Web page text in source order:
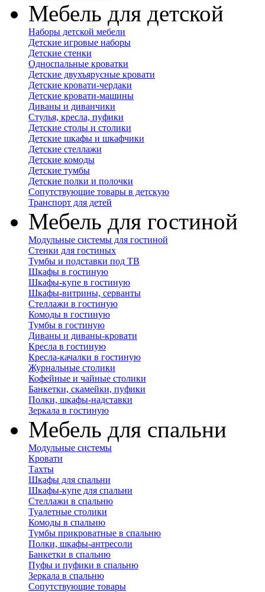
Мебель для детской
Наборы детской мебели
Детские игровые наборы
Детские стенки
Односпальные кроватки
Детские двухъярусные кровати
Детские кровати-чердаки
Детские кровати-машины
Диваны и диванчики
Стулья, кресла, пуфики
Детские столы и столики
Детские шкафы и шкафчики
Детские стеллажи
Детские комоды
Детские тумбы
Детские полки и полочки
Сопутствующие товары в детскую
Транспорт для детей
Мебель для гостиной
Модульные системы для гостиной
Стенки для гостиных
Тумбы и подставки под ТВ
Шкафы в гостиную
Шкафы-купе в гостиную
Шкафы-витрины, серванты
Стеллажи в гостиную
Комоды в гостиную
Тумбы в гостиную
Диваны и диваны-кровати
Кресла в гостиную
Кресла-качалки в гостиную
Журнальные столики
Кофейные и чайные столики
Банкетки, скамейки, пуфики
Полки, шкафы-надставки
Зеркала в гостиную
Мебель для спальни
Модульные системы
Кровати
Тахты
Шкафы для спальни
Шкафы-купе для спальни
Стеллажи в спальню
Туалетные столики
Комоды в спальню
Тумбы прикроватные в спальню
Полки, шкафы-антресоли
Банкетки в спальню
Пуфы и пуфики в спальню
Зеркала в спальню
Сопутствующие товары